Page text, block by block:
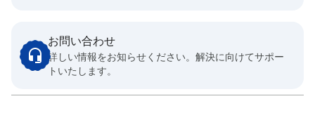
お問い合わせ
詳しい情報をお知らせください。解決に向けてサポー
トいたします。